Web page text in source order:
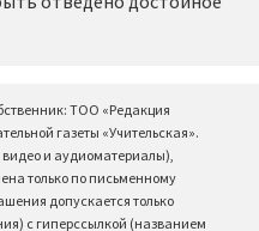
ТОО «Редакция
газеты «Учительская».
и аудиоматериалы),
только по письменному
допускается только
с гиперссылкой (названием